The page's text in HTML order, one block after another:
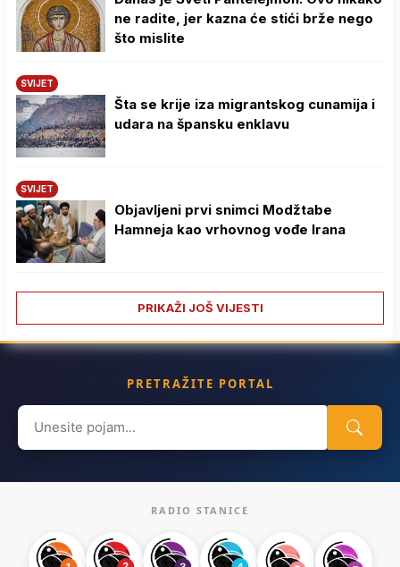
ne radite, jer kazna će stići brže nego
što mislite
SVIJET
Šta se krije iza migrantskog cunamija i
udara na špansku enklavu
SVIJET
Objavljeni prvi snimci Modžtabe
Hamneja kao vrhovnog vođe Irana
PRIKAŽI JOŠ VIJESTI
PRETRAŽITE PORTAL
Search
for:
RADIO STANICE